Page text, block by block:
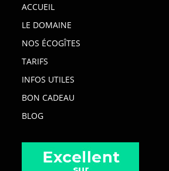
ACCUEIL
LE DOMAINE
NOS ÉCOGÎTES
TARIFS
INFOS UTILES
BON CADEAU
BLOG